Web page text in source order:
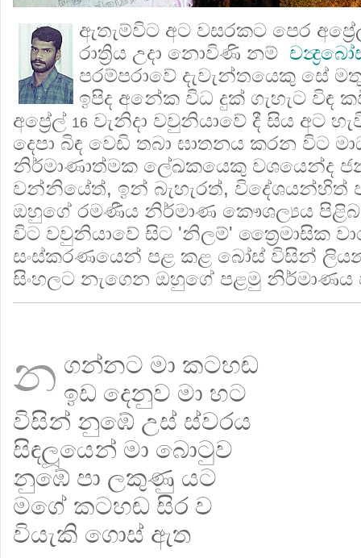
ඇතැම්විට අට වසරකට පෙර
රාත්‍රිය උදා නොවිණි නම්
පරම්පරාවේ දැවැන්තයෙකු සේ
ඉපිද අනේක විධ දුක් ගැහැට විඳ
අප්‍රේල් 16 වැනිදා වවුනියාවේ දී සිය අට
දෙපා බිඳ වෙඩි තබා ඝාතනය කරන විට
නිර්මාණාත්මක ලේඛකයෙකු වශයෙන්ද
වන්නියේත්, ඉන් බැහැරත්, විදේශයන්හිත්
ඔහුගේ රමණීය නිර්මාණ කෞශල්‍යය පිළිබඳ
විට වවුනියාවේ සිට 'නිලම්' ත්‍රෛමාසික
සංස්කරණයෙන් පළ කළ බෝස් විසින්
සිංහලට නැගෙන ඔහුගේ පළමු නිර්මාණය
න ගන්නට මා කටහඬ
ඉඩ දෙනුව මා හට
විසින් නුඹේ උස් ස්වරය
සිඳලූයෙන් මා බොටුව
නුඹේ පා ලකුණු යට
මගේ කටහඬ සිර ව
වියැකි ගොස් ඇත